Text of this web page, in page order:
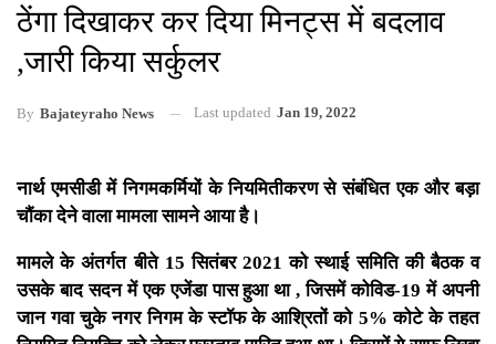
ठेंगा दिखाकर कर दिया मिनट्स में बदलाव
,जारी किया सर्कुलर
By Bajateyraho News Last updated Jan 19, 2022
नार्थ एमसीडी में निगमकर्मियों के नियमितीकरण से संबंधित एक और बड़ा
चौंका देने वाला मामला सामने आया है।
मामले के अंतर्गत बीते 15 सितंबर 2021 को स्थाई समिति की बैठक व
उसके बाद सदन में एक एजेंडा पास हुआ था , जिसमें कोविड-19 में अपनी
जान गवा चुके नगर निगम के स्टॉफ के आश्रितों को 5% कोटे के तहत